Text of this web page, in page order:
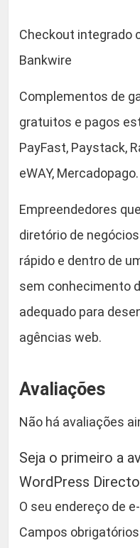
Checkout integrado
Bankwire
Complementos de
gratuitos e pagos
PayFast, Paystack,
eWAY, Mercadopago.
Empreendedores
diretório de
rápido e dentro de
sem conhecimento
adequado para
agências web.
Avaliações
Não há avaliações
Seja o primeiro a
WordPress
O seu endereço de
Campos